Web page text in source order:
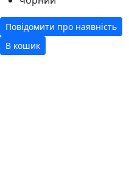
Повідомити про наявність
В кошик